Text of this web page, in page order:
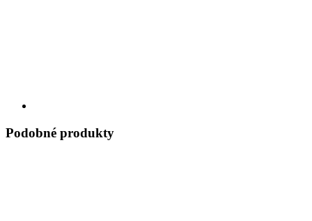
Podobné produkty